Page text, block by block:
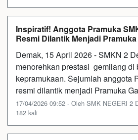
Inspiratif! Anggota Pramuka
Resmi Dilantik Menjadi
Demak, 15 April 2026 - SMKN 2
menorehkan prestasi gemilang di
kepramukaan. Sejumlah anggota
resmi dilantik menjadi Pramuka
17/04/2026 09:52 - Oleh SMK NEGERI 2
182 kali